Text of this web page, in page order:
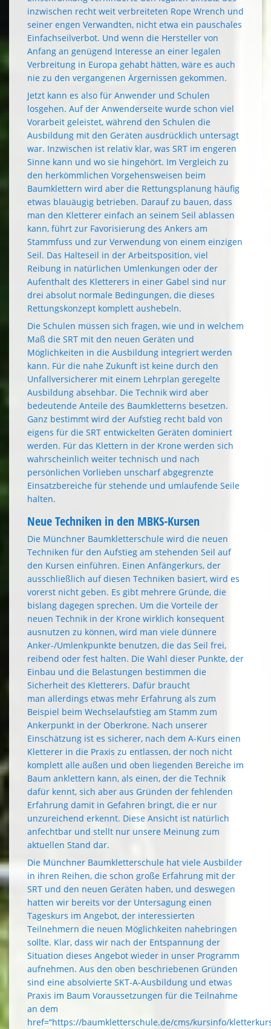
inzwischen recht weit verbreiteten Rope Wrench und
seiner engen Verwandten, nicht etwa ein pauschales
Einfachseilverbot. Und wenn die Hersteller von
Anfang an genügend Interesse an einer legalen
Verbreitung in Europa gehabt hätten, wäre es auch
nie zu den vergangenen Ärgernissen gekommen.
Jetzt kann es also für Anwender und Schulen
losgehen. Auf der Anwenderseite wurde schon viel
Vorarbeit geleistet, während den Schulen die
Ausbildung mit den Geräten ausdrücklich untersagt
war. Inzwischen ist relativ klar, was SRT im engeren
Sinne kann und wo sie hingehört. Im Vergleich zu
den herkömmlichen Vorgehensweisen beim
Baumklettern wird aber die Rettungsplanung häufig
etwas blauäugig betrieben. Darauf zu bauen, dass
man den Kletterer einfach an seinem Seil ablassen
kann, führt zur Favorisierung des Ankers am
Stammfuss und zur Verwendung von einem einzigen
Seil. Das Halteseil in der Arbeitsposition, viel
Reibung in natürlichen Umlenkungen oder der
Aufenthalt des Kletterers in einer Gabel sind nur
drei absolut normale Bedingungen, die dieses
Rettungskonzept komplett aushebeln.
Die Schulen müssen sich fragen, wie und in welchem
Maß die SRT mit den neuen Geräten und
Möglichkeiten in die Ausbildung integriert werden
kann. Für die nahe Zukunft ist keine durch den
Unfallversicherer mit einem Lehrplan geregelte
Ausbildung absehbar. Die Technik wird aber
bedeutende Anteile des Baumkletterns besetzen.
Ganz bestimmt wird der Aufstieg recht bald von
eigens für die SRT entwickelten Geräten dominiert
werden. Für das Klettern in der Krone werden sich
wahrscheinlich weiter technisch und nach
persönlichen Vorlieben unscharf abgegrenzte
Einsatzbereiche für stehende und umlaufende Seile
halten.
Neue Techniken in den MBKS-Kursen
Die Münchner Baumkletterschule wird die neuen
Techniken für den Aufstieg am stehenden Seil auf
den Kursen einführen. Einen Anfängerkurs, der
ausschließlich auf diesen Techniken basiert, wird es
vorerst nicht geben. Es gibt mehrere Gründe, die
bislang dagegen sprechen. Um die Vorteile der
neuen Technik in der Krone wirklich konsequent
ausnutzen zu können, wird man viele dünnere
Anker-/Umlenkpunkte benutzen, die das Seil frei,
reibend oder fest halten. Die Wahl dieser Punkte, der
Einbau und die Belastungen bestimmen die
Sicherheit des Kletterers. Dafür braucht
man allerdings etwas mehr Erfahrung als zum
Beispiel beim Wechselaufstieg am Stamm zum
Ankerpunkt in der Oberkrone. Nach unserer
Einschätzung ist es sicherer, nach dem A-Kurs einen
Kletterer in die Praxis zu entlassen, der noch nicht
komplett alle außen und oben liegenden Bereiche im
Baum anklettern kann, als einen, der die Technik
dafür kennt, sich aber aus Gründen der fehlenden
Erfahrung damit in Gefahren bringt, die er nur
unzureichend erkennt. Diese Ansicht ist natürlich
anfechtbar und stellt nur unsere Meinung zum
aktuellen Stand dar.
Die Münchner Baumkletterschule hat viele Ausbilder
in ihren Reihen, die schon große Erfahrung mit der
SRT und den neuen Geräten haben, und deswegen
hatten wir bereits vor der Untersagung einen
Tageskurs im Angebot, der interessierten
Teilnehmern die neuen Möglichkeiten nahebringen
sollte. Klar, dass wir nach der Entspannung der
Situation dieses Angebot wieder in unser Programm
aufnehmen. Aus den oben beschriebenen Gründen
sind eine absolvierte SKT-A-Ausbildung und etwas
Praxis im Baum Voraussetzungen für die Teilnahme
an dem
href=“https://baumkletterschule.de/cms/kursinfo/